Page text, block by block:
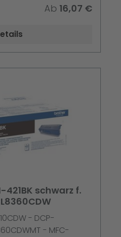
Ab 16,07 €
421BK schwarz f.
- DCP-
- MFC-